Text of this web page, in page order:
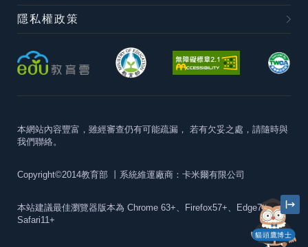
貓頭鷹博士
隱私權政策
本網站內容豐富，雖經審查仍有可能疏漏， 若有欠妥之處，請隨時與
我們聯絡。
Copyright©2014教育部 丨系統維運廠商：卡米爾有限公司
本站建議最佳瀏覽器版本為 Chrome 63+、Firefox57+、Edge79+及
Safari11+